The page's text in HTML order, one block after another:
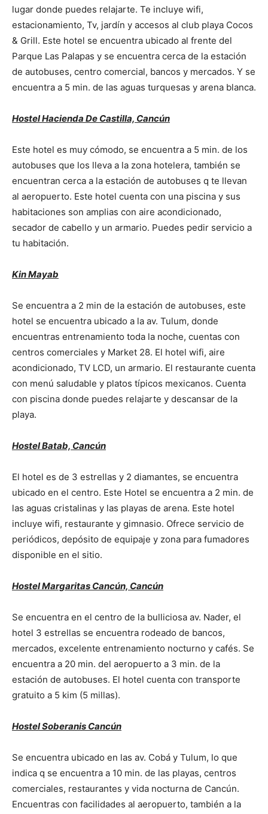
lugar donde puedes relajarte. Te incluye wifi,
estacionamiento, Tv, jardín y accesos al club playa Cocos
& Grill. Este hotel se encuentra ubicado al frente del
Parque Las Palapas y se encuentra cerca de la estación
de autobuses, centro comercial, bancos y mercados. Y se
encuentra a 5 min. de las aguas turquesas y arena blanca.
Hostel Hacienda De Castilla, Cancún
Este hotel es muy cómodo, se encuentra a 5 min. de los
autobuses que los lleva a la zona hotelera, también se
encuentran cerca a la estación de autobuses q te llevan
al aeropuerto. Este hotel cuenta con una piscina y sus
habitaciones son amplias con aire acondicionado,
secador de cabello y un armario. Puedes pedir servicio a
tu habitación.
Kin Mayab
Se encuentra a 2 min de la estación de autobuses, este
hotel se encuentra ubicado a la av. Tulum, donde
encuentras entrenamiento toda la noche, cuentas con
centros comerciales y Market 28. El hotel wifi, aire
acondicionado, TV LCD, un armario. El restaurante cuenta
con menú saludable y platos típicos mexicanos. Cuenta
con piscina donde puedes relajarte y descansar de la
playa.
Hostel Batab, Cancún
El hotel es de 3 estrellas y 2 diamantes, se encuentra
ubicado en el centro. Este Hotel se encuentra a 2 min. de
las aguas cristalinas y las playas de arena. Este hotel
incluye wifi, restaurante y gimnasio. Ofrece servicio de
periódicos, depósito de equipaje y zona para fumadores
disponible en el sitio.
Hostel Margaritas Cancún, Cancún
Se encuentra en el centro de la bulliciosa av. Nader, el
hotel 3 estrellas se encuentra rodeado de bancos,
mercados, excelente entrenamiento nocturno y cafés. Se
encuentra a 20 min. del aeropuerto a 3 min. de la
estación de autobuses. El hotel cuenta con transporte
gratuito a 5 kim (5 millas).
Hostel Soberanis Cancún
Se encuentra ubicado en las av. Cobá y Tulum, lo que
indica q se encuentra a 10 min. de las playas, centros
comerciales, restaurantes y vida nocturna de Cancún.
Encuentras con facilidades al aeropuerto, también a la